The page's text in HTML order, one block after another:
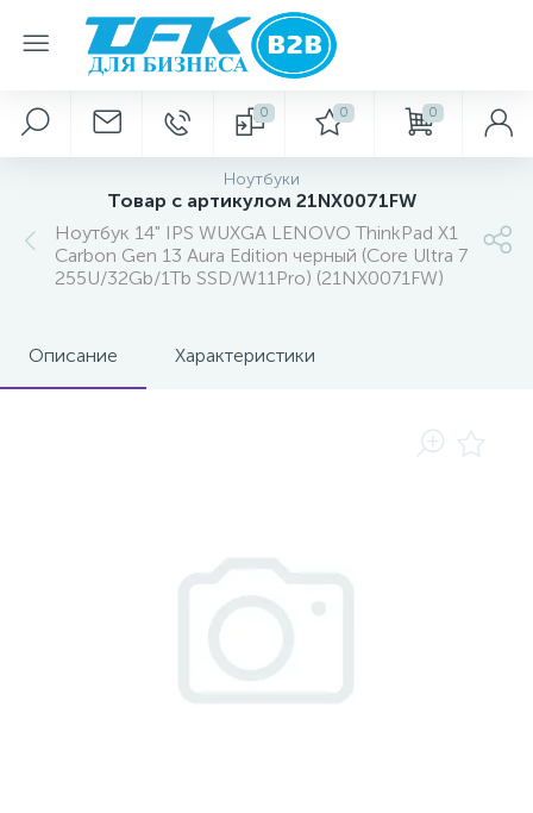
0 0 0
Ноутбуки
Товар с артикулом 21NX0071FW
Ноутбук 14" IPS WUXGA LENOVO ThinkPad X1
Carbon Gen 13 Aura Edition черный (Core Ultra 7
255U/32Gb/1Tb SSD/W11Pro) (21NX0071FW)
Описание Характеристики